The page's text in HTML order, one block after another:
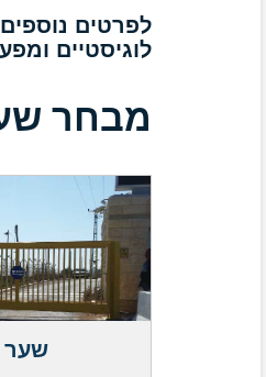
לפרטים
לוגיסטיים
מבחר
שער